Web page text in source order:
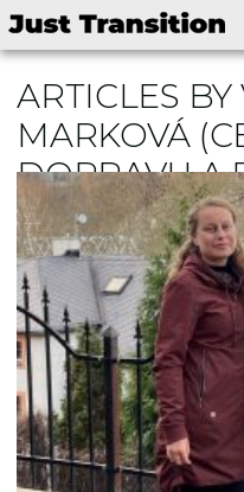
ARTICLES BY
MARKOVÁ
DOPRAVU A